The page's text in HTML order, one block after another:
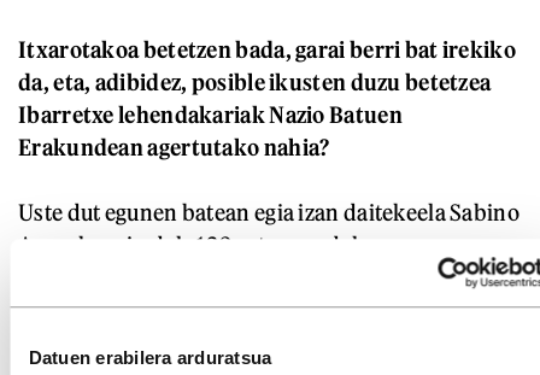
Datuen erabilera arduratsua
Itxarotakoa betetzen bada, garai berri bat irekiko
da, eta, adibidez, posible ikusten duzu betetzea
Ibarretxe lehendakariak Nazio Batuen
Erakundean agertutako nahia?
Uste dut egunen batean egia izan daitekeela Sabino
Aranak orain dela 120 urte esandakoa:
«Euskotarren aberria Euskadi da». Gure alderdia
hortik hasi zen orain dela 120 urte. Beti eduki dugu